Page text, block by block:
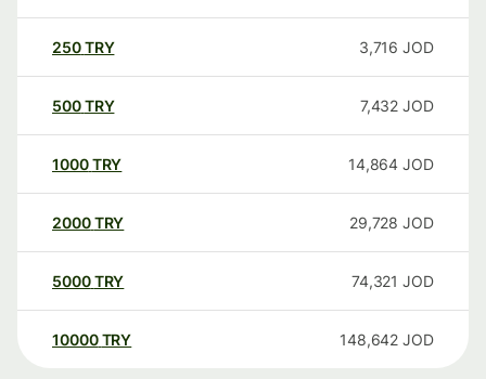
250TRY 3,716 JOD
500TRY 7,432 JOD
1000TRY 14,864 JOD
2000TRY 29,728 JOD
5000TRY 74,321 JOD
10000 TRY 148,642 JOD